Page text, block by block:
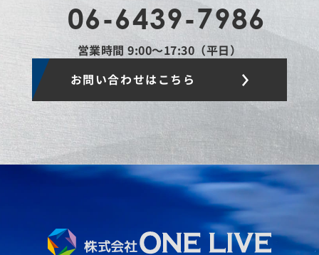
06-6439-7986
営業時間 9:00〜17:30（平日）
お問い合わせはこちら